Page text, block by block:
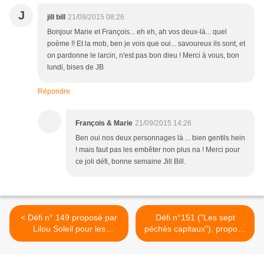
J jill bill
21/09/2015 08:26
Bonjour Marie et François... eh eh, ah vos deux-là... quel
poème !! Et la mob, ben je vois que oui... savoureux ils sont, et
on pardonne le larcin, n'est pas bon dieu ! Merci à vous, bon
lundi, bises de JB
Répondre
François & Marie 21/09/2015 14:26
Ben oui nos deux personnages là ... bien gentils hein
! mais faut pas les embêter non plus na ! Merci pour
ce joli défi, bonne semaine Jill Bill.
< Défi n° 149 proposé par
Lilou Soleil pour les
Croqueurs de mots.
Défi n°151 ("Les sept
péchés capitaux"), proposé
par "Quai des rimes" pour